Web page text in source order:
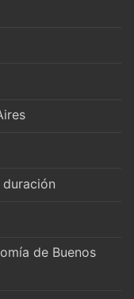
de Buenos